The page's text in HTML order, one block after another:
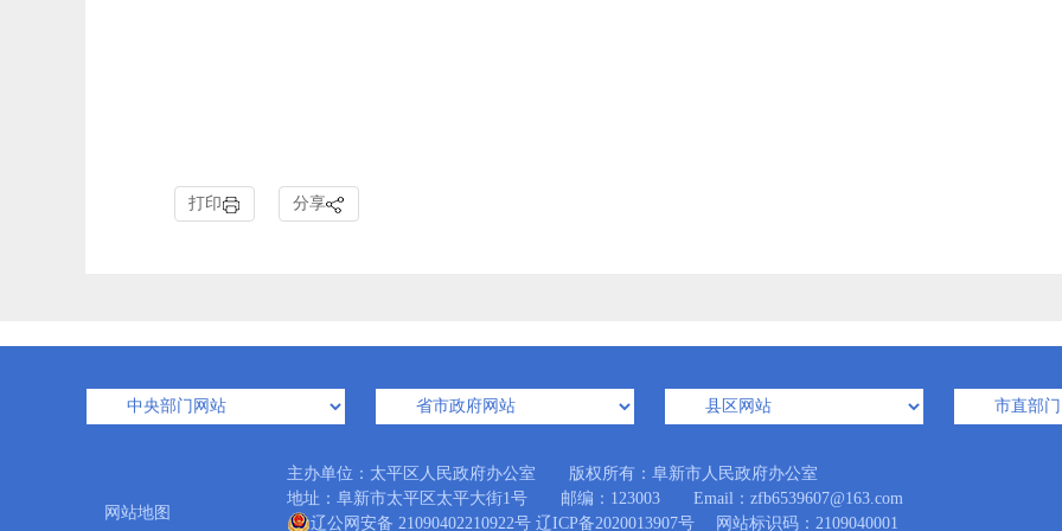
打印 分享
网站地图
主办单位：太平区人民政府办公室 版权所有：阜新市人民政府办公室
地址：阜新市太平区太平大街1号 邮编：123003 Email：zfb6539607@163.com
辽公网安备 21090402210922号 辽ICP备2020013907号 网站标识码：2109040001